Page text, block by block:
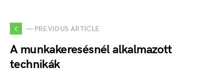
— PREVIOUS ARTICLE
A munkakeresésnél alkalmazott
technikák